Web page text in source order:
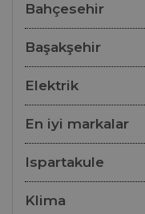
Bahçesehir
Başakşehir
Elektrik
En iyi markalar
Ispartakule
Klima